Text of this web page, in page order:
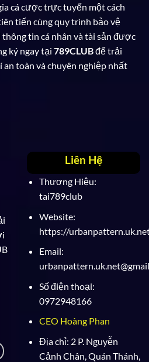
cá cược trực tuyến một cách
tiến cùng quy trình bảo vệ
tin cá nhân và tài sản được
ký ngay tại 789CLUBđể trải
toàn và chuyên nghiệp nhất
Liên Hệ
Thương Hiệu:
tai789club
Website:
https://
Email:
Số điện thoại:
0972948166
CEO Hoàng Phan
Địa chỉ: 2 P. Nguyễn
Cảnh Chân, Quán Thánh,